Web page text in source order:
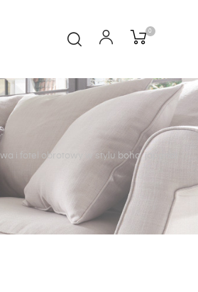
0
i fotel obrotowy w stylu boho, japandi